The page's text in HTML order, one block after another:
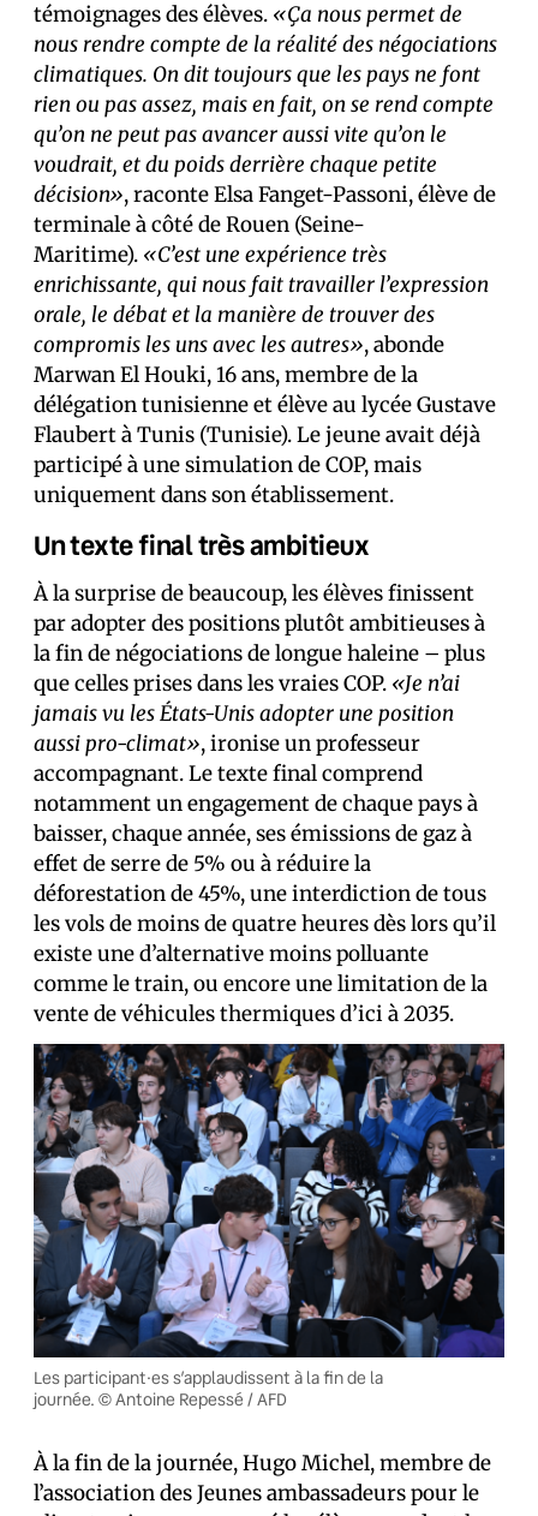
témoignages des élèves. «Ça nous permet de
nous rendre compte de la réalité des négociations
climatiques. On dit toujours que les pays ne font
rien ou pas assez, mais en fait, on se rend compte
qu’on ne peut pas avancer aussi vite qu’on le
voudrait, et du poids derrière chaque petite
décision», raconte Elsa Fanget-Passoni, élève de
terminale à côté de Rouen (Seine-
Maritime). «C’est une expérience très
enrichissante, qui nous fait travailler l’expression
orale, le débat et la manière de trouver des
compromis les uns avec les autres», abonde
Marwan El Houki, 16 ans, membre de la
délégation tunisienne et élève au lycée Gustave
Flaubert à Tunis (Tunisie). Le jeune avait déjà
participé à une simulation de COP, mais
uniquement dans son établissement.
Un texte final très ambitieux
À la surprise de beaucoup, les élèves finissent
par adopter des positions plutôt ambitieuses à
la fin de négociations de longue haleine – plus
que celles prises dans les vraies COP. «Je n’ai
jamais vu les États-Unis adopter une position
aussi pro-climat», ironise un professeur
accompagnant. Le texte final comprend
notamment un engagement de chaque pays à
baisser, chaque année, ses émissions de gaz à
effet de serre de 5% ou à réduire la
déforestation de 45%, une interdiction de tous
les vols de moins de quatre heures dès lors qu’il
existe une d’alternative moins polluante
comme le train, ou encore une limitation de la
vente de véhicules thermiques d’ici à 2035.
Les participant·es s’applaudissent à la fin de la
journée. © Antoine Repessé / AFD
À la fin de la journée, Hugo Michel, membre de
l’association des Jeunes ambassadeurs pour le